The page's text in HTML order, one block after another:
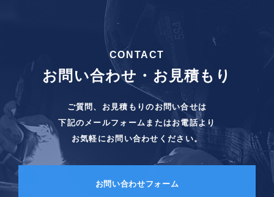
CONTACT
お問い合わせ・お見積もり
ご質問、お見積もりのお問い合せは
下記のメールフォームまたはお電話より
お気軽にお問い合わせください。
お問い合わせフォーム